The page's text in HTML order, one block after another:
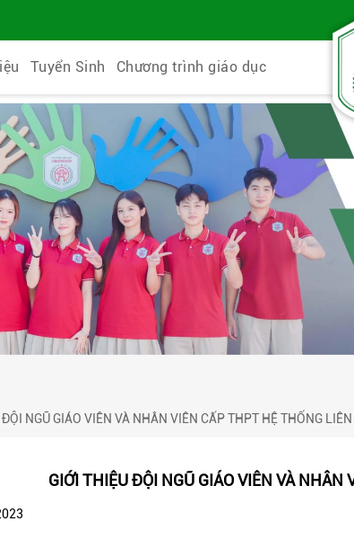
Tuyển Sinh Chương trình giáo dục
NGŨ GIÁO VIÊN VÀ NHÂN VIÊN CẤP THPT HỆ THỐNG
GIỚI THIỆU ĐỘI NGŨ GIÁO VIÊN VÀ NHÂN